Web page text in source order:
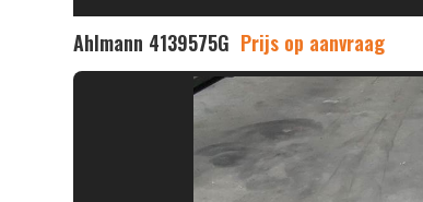
Ahlmann 4139575G Prijs op aanvraag